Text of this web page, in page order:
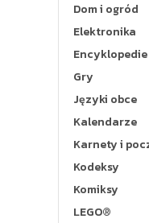
Dom i ogród
Elektronika
Encyklopedie
Gry
Języki obce
Kalendarze
Karnety i
Kodeksy
Komiksy
LEGO®